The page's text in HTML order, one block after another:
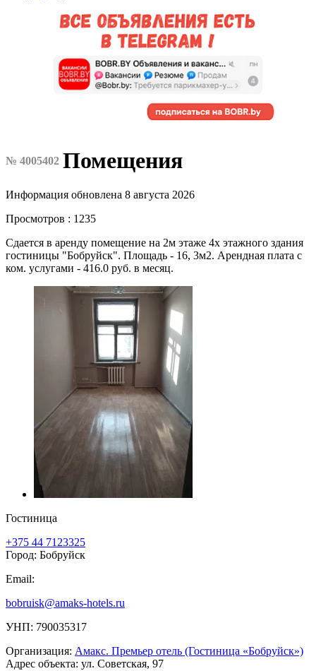
№ 4005402 Помещения
Информация обновлена 8 августа 2026
Просмотров : 1235
Сдается в аренду помещение на 2м этаже 4х этажного здания
гостиницы "Бобруйск". Площадь - 16, 3м2. Арендная плата с
ком. услугами - 416.0 руб. в месяц.
Гостиница
+375 44 7123325
Город: Бобруйск
Email:
bobruisk@amaks-hotels.ru
УНП: 790035317
Организация: Амакс. Премьер отель (Гостиница «Бобруйск»)
Адрес объекта: ул. Советская, 97